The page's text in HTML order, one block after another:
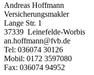
Andreas Hoffmann
Versicherungsmakler
Lange Str. 1
37339 Leinefelde-Worbis
an.hoffmann@fvb.de
Tel: 036074 30126
Mobil: 0172 3597080
Fax: 036074 94952